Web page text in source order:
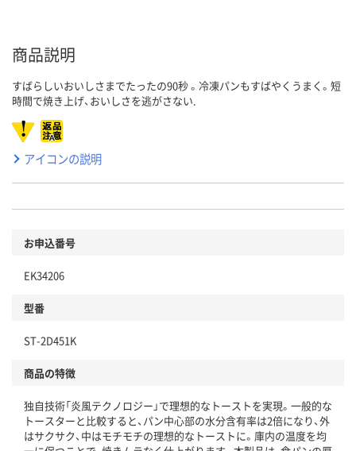
商品説明
すばらしいおいしさまでたったの90秒 。冷凍パンもすばやくうまく。短
時間で焼き上げ、おいしさを逃がさない.
アイコンの説明
お申込番号
EK34206
型番
ST-2D451K
商品の特徴
独自技術「炎風テクノロジー」で理想的なトーストを実現。一般的な
トースターと比較すると、パン中心部の水分含有率は2倍になり、外
はサクサク、中はモチモチの理想的なトーストに。庫内の温度を均